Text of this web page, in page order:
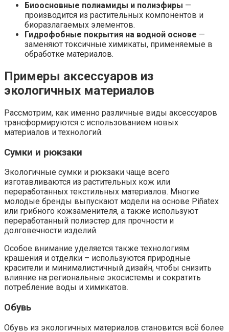
Биоосновные полиамиды и полиэфиры —
производится из растительных компонентов и
биоразлагаемых элементов.
Гидрофобные покрытия на водной основе —
заменяют токсичные химикаты, применяемые в
обработке материалов.
Примеры аксессуаров из
экологичных материалов
Рассмотрим, как именно различные виды аксессуаров
трансформируются с использованием новых
материалов и технологий.
Сумки и рюкзаки
Экологичные сумки и рюкзаки чаще всего
изготавливаются из растительных кож или
переработанных текстильных материалов. Многие
молодые бренды выпускают модели на основе Piñatex
или грибного кожзаменителя, а также используют
переработанный полиэстер для прочности и
долговечности изделий.
Особое внимание уделяется также технологиям
крашения и отделки – используются природные
красители и минималистичный дизайн, чтобы снизить
влияние на региональные экосистемы и сократить
потребление воды и химикатов.
Обувь
Обувь из экологичных материалов становится всё более